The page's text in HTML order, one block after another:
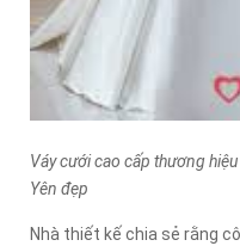
Váy cưới cao cấp thương
Yên đẹp
Nhà thiết kế chia sẻ rằng